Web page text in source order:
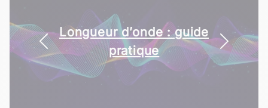
Longueur d’onde : guide
pratique
Aurore boréale : l’explication
scientifique